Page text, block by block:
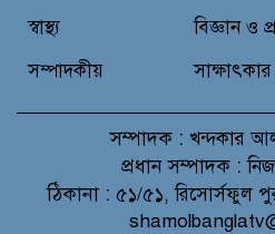
স্বাস্থ্য
সম্পাদকীয়
বিজ্ঞান ও
সাক্ষাৎকার
সম্পাদক : খন্দকার
প্রধান সম্পাদক :
ঠিকানা : ৫১/৫১, রিসোর্সফুল